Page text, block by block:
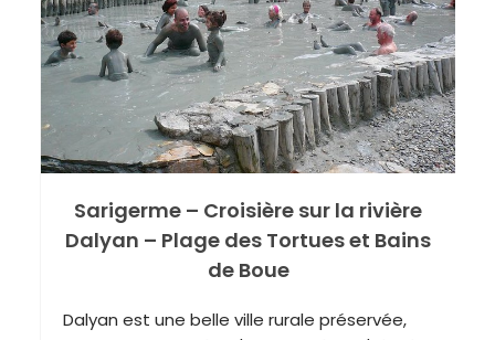
La huitième merveille du monde! Une
expérience de la nature pleine d'âme! Étant
un calcaire avec des ressources naturelles
en eau, Pamukkale offre des vues
incroyables sur le château blanc, les
cascades blanches et les petits bassins.
Avec une eau curative…